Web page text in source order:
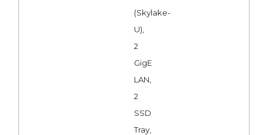
(Skylake-
U),
2
GigE
LAN,
2
SSD
Tray,